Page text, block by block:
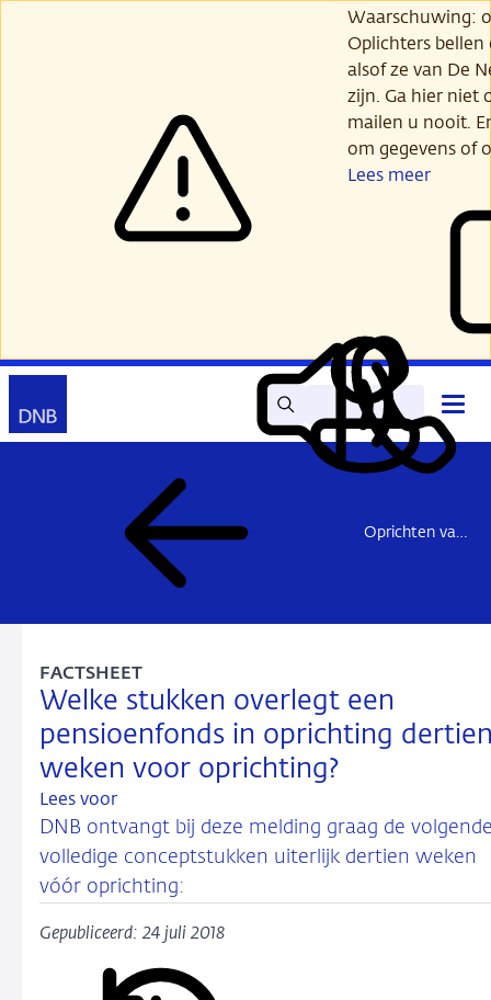
Waarschuwing:
Oplichters
alsof ze van De
zijn. Ga hier niet
mailen u nooit.
om gegevens of
Lees meer
Zoek Lees
voor
Mijn
DNB
Contact
Oprichten van een pensioenfonds
Welke stukken overlegt een
pensioenfonds in oprichting
weken voor oprichting?
FACTSHEET
Lees voor
DNB ontvangt bij deze melding graag de
volledige conceptstukken uiterlijk dertien weken
vóór oprichting:
Gepubliceerd: 24 juli 2018